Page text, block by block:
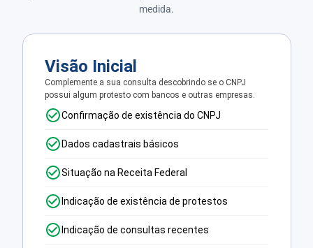
medida.
Visão Inicial
Complemente a sua consulta descobrindo se o CNPJ
possui algum protesto com bancos e outras empresas.
Confirmação de existência do CNPJ
Dados cadastrais básicos
Situação na Receita Federal
Indicação de existência de protestos
Indicação de consultas recentes